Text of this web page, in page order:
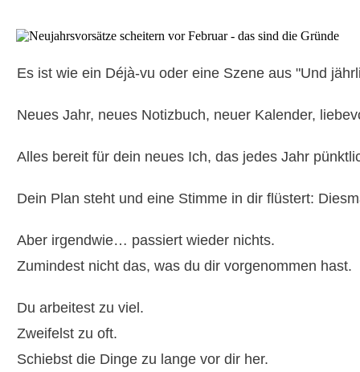
Es ist wie ein Déjà-vu oder eine Szene aus "Und
Neues Jahr, neues Notizbuch, neuer Kalender,
Alles bereit für dein neues Ich, das jedes Jahr
Dein Plan steht und eine Stimme in dir flüstert:
Aber irgendwie… passiert wieder nichts.
Zumindest nicht das, was du dir vorgenommen hast.
Du arbeitest zu viel.
Zweifelst zu oft.
Schiebst die Dinge zu lange vor dir her.